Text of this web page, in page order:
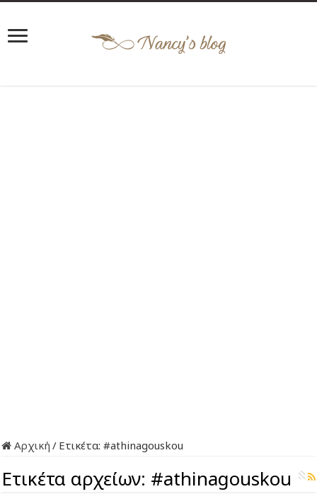
Αρχική / Ετικέτα:#athinagouskou
Ετικέτα αρχείων: #athinagouskou